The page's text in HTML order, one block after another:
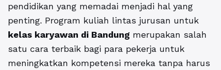
pendidikan yang memadai menjadi hal yang
penting. Program kuliah lintas jurusan untuk
kelas karyawan di Bandung merupakan salah
satu cara terbaik bagi para pekerja untuk
meningkatkan kompetensi mereka tanpa harus